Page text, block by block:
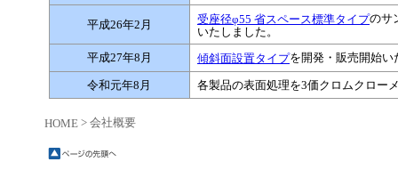
平成26年2月 受座径φ55 省スペース標準タイプのサ
いたしました。
平成27年8月
傾斜面設置タイプを開発・販売開始い
令和元年8月 各製品の表面処理を3価クロムクロー
HOME > 会社概要